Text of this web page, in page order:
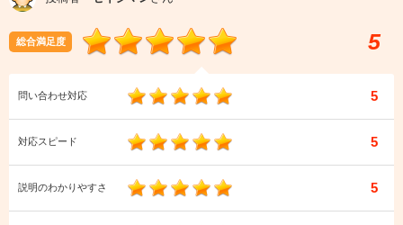
総合満足度 5
問い合わせ対応 5
対応スピード 5
説明のわかりやすさ 5